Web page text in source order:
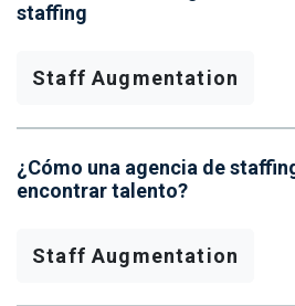
staffing
Staff Augmentation
¿Cómo una agencia de
encontrar talento?
Staff Augmentation